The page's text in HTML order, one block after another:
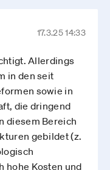
17.3.25 14:33
Allerdings
in den seit
sowie in
die dringend
diesem Bereich
gebildet (z.
hohe Kosten und